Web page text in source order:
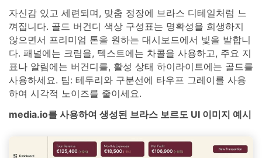
자신감 있고 세련되며, 맞춤 정장에 브라스 디테일처럼 느
껴집니다. 골드 버건디 색상 구성표는 명확성을 희생하지
않으면서 프리미엄 톤을 원하는 대시보드에서 빛을 발합니
다. 패널에는 크림을, 텍스트에는 차콜을 사용하고, 주요 지
표나 알림에는 버건디를, 활성 상태 하이라이트에는 골드를
사용하세요. 팁: 테두리와 구분선에 타우프 그레이를 사용
하여 시각적 노이즈를 줄이세요.
media.io를 사용하여 생성된 브라스 보르도 UI 이미지 예시